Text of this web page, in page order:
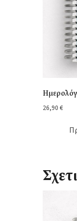
26,90 €